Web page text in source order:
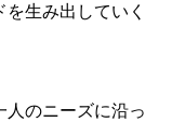
生み出していく
人のニーズに沿っ